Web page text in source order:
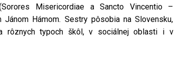
Misericordiae a Sancto Vincentio –
Hámom. Sestry pôsobia na Slovensku,
rôznych typoch škôl, v sociálnej oblasti i v